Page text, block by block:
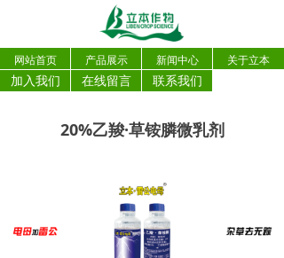
网站首页 产品展示 新闻中心 关于立本
加入我们 在线留言 联系我们
20%乙羧·草铵膦微乳剂